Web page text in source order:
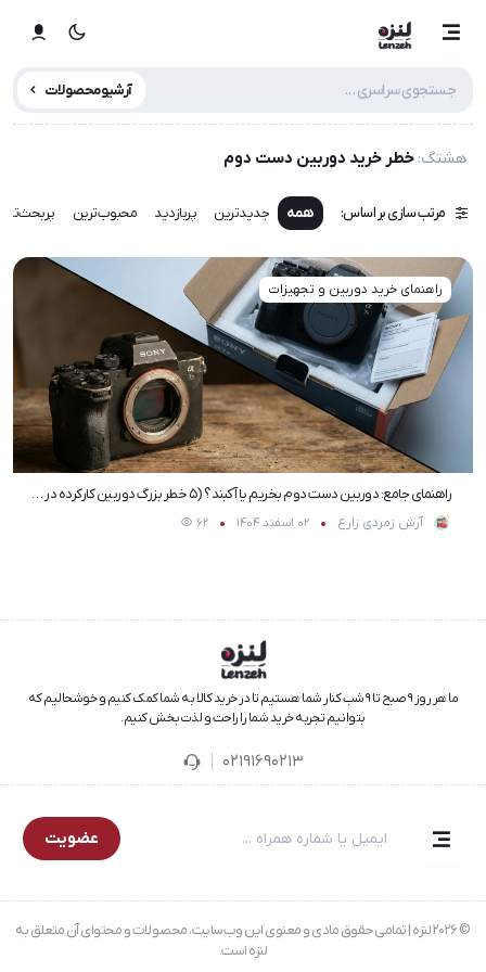
آرشیو محصولات
هشتگ: خطر خرید دوربین دست دوم
مرتب سازی بر اساس: همه جدیدترین پربازدید محبوب‌ترین
راهنمای جامع: دوربین دست دوم بخریم یا آکبند؟ (۵ خطر بزرگ دوربین کارکرده در ۲۰۲۶)
آرش زمردی زارع 02 اسفند 1404 62
راهنمای خرید دوربین و تجهیزات
ما هر روز ۹ صبح تا ۹ شب کنار شما هستیم تا در خرید کالا به شما کمک کنیم و خوشحالیم که
بتوانیم تجربه خرید شما را راحت و لذت‌بخش کنیم.
02191690213
عضویت
© 2026 لنزه | تمامی حقوق مادی و معنوی این وب‌سایت، محصولات و محتوای آن متعلق به
لنزه است.